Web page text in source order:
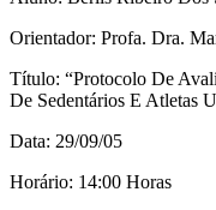
Orientador: Profa. Dra.
Título: “Protocolo De
De Sedentários E Atletas
Data: 29/09/05
Horário: 14:00 Horas